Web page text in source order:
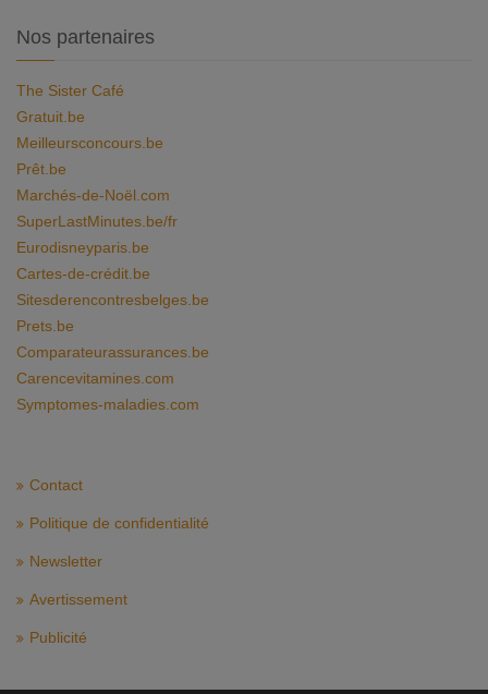
Nos partenaires
The Sister Café
Gratuit.be
Meilleursconcours.be
Prêt.be
Marchés-de-Noël.com
SuperLastMinutes.be/fr
Eurodisneyparis.be
Cartes-de-crédit.be
Sitesderencontresbelges.be
Prets.be
Comparateurassurances.be
Carencevitamines.com
Symptomes-maladies.com
Contact
Politique de confidentialité
Newsletter
Avertissement
Publicité